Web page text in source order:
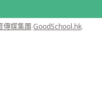
傳媒集團‧GoodSchool.hk.